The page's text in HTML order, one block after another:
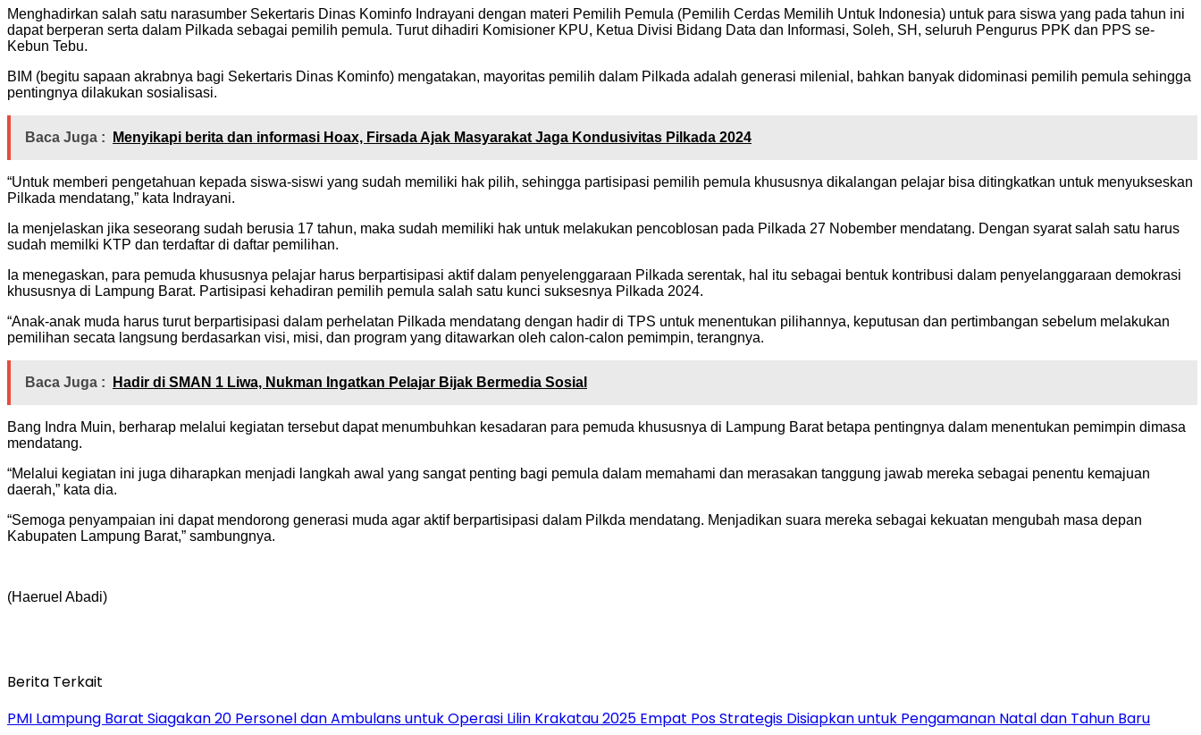
Menghadirkan salah satu narasumber Sekertaris Dinas Kominfo Indrayani dengan materi Pemilih Pemula (Pemilih Cerdas Memilih Untuk Indonesia) untuk para siswa yang pada tahun ini
dapat berperan serta dalam Pilkada sebagai pemilih pemula. Turut dihadiri Komisioner KPU, Ketua Divisi Bidang Data dan Informasi, Soleh, SH, seluruh Pengurus PPK dan PPS se-
Kebun Tebu.
BIM (begitu sapaan akrabnya bagi Sekertaris Dinas Kominfo) mengatakan, mayoritas pemilih dalam Pilkada adalah generasi milenial, bahkan banyak didominasi pemilih pemula sehingga
pentingnya dilakukan sosialisasi.
Baca Juga : Menyikapi berita dan informasi Hoax, Firsada Ajak Masyarakat Jaga Kondusivitas Pilkada 2024
“Untuk memberi pengetahuan kepada siswa-siswi yang sudah memiliki hak pilih, sehingga partisipasi pemilih pemula khususnya dikalangan pelajar bisa ditingkatkan untuk menyukseskan
Pilkada mendatang,” kata Indrayani.
Ia menjelaskan jika seseorang sudah berusia 17 tahun, maka sudah memiliki hak untuk melakukan pencoblosan pada Pilkada 27 Nobember mendatang. Dengan syarat salah satu harus
sudah memilki KTP dan terdaftar di daftar pemilihan.
Ia menegaskan, para pemuda khususnya pelajar harus berpartisipasi aktif dalam penyelenggaraan Pilkada serentak, hal itu sebagai bentuk kontribusi dalam penyelanggaraan demokrasi
khususnya di Lampung Barat. Partisipasi kehadiran pemilih pemula salah satu kunci suksesnya Pilkada 2024.
“Anak-anak muda harus turut berpartisipasi dalam perhelatan Pilkada mendatang dengan hadir di TPS untuk menentukan pilihannya, keputusan dan pertimbangan sebelum melakukan
pemilihan secata langsung berdasarkan visi, misi, dan program yang ditawarkan oleh calon-calon pemimpin, terangnya.
Baca Juga : Hadir di SMAN 1 Liwa, Nukman Ingatkan Pelajar Bijak Bermedia Sosial
Bang Indra Muin, berharap melalui kegiatan tersebut dapat menumbuhkan kesadaran para pemuda khususnya di Lampung Barat betapa pentingnya dalam menentukan pemimpin dimasa
mendatang.
“Melalui kegiatan ini juga diharapkan menjadi langkah awal yang sangat penting bagi pemula dalam memahami dan merasakan tanggung jawab mereka sebagai penentu kemajuan
daerah,” kata dia.
“Semoga penyampaian ini dapat mendorong generasi muda agar aktif berpartisipasi dalam Pilkda mendatang. Menjadikan suara mereka sebagai kekuatan mengubah masa depan
Kabupaten Lampung Barat,” sambungnya.
(Haeruel Abadi)
Berita Terkait
PMI Lampung Barat Siagakan 20 Personel dan Ambulans untuk Operasi Lilin Krakatau 2025 Empat Pos Strategis Disiapkan untuk Pengamanan Natal dan Tahun Baru